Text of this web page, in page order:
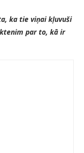
ka tie viņai kļuvuši
par to, kā ir